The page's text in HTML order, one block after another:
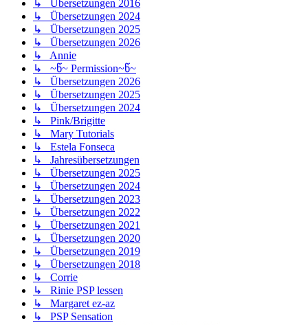
↳ Übersetzungen 2016
↳ Übersetzungen 2024
↳ Übersetzungen 2025
↳ Übersetzungen 2026
↳ Annie
↳ ~წ~ Permission~წ~
↳ Übersetzungen 2026
↳ Übersetzungen 2025
↳ Übersetzungen 2024
↳ Pink/Brigitte
↳ Mary Tutorials
↳ Estela Fonseca
↳ Jahresübersetzungen
↳ Übersetzungen 2025
↳ Übersetzungen 2024
↳ Übersetzungen 2023
↳ Übersetzungen 2022
↳ Übersetzungen 2021
↳ Übersetzungen 2020
↳ Übersetzungen 2019
↳ Übersetzungen 2018
↳ Corrie
↳ Rinie PSP lessen
↳ Margaret ez-az
↳ PSP Sensation